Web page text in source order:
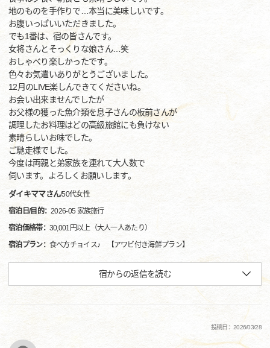
地のものを手作りで…本当に美味しいです。
お腹いっぱいいただきました。
でも1番は、宿の皆さんです。
女将さんとそっくりな娘さん…笑
おしゃべり楽しかったです。
色々お気遣いありがとうございました。
12月のLIVE楽しんできてくださいね。
お会い出来ませんでしたが
お父様の獲った魚介類を息子さんの板前さんが
調理したお料理はどの高級旅館にも負けない
素晴らしいお味でした。
ご馳走様でした。
今度は両親と弟家族を連れて大人数で
伺います。よろしくお願いします。
ダイキママさん/50代女性
宿泊日/目的：2026-05 家族旅行
宿泊価格帯： 30,001円以上（大人一人あたり）
宿泊プラン： 食べ方チョイス♪ 【アワビ付き海鮮プラン】
宿からの返信を読む
投稿日：2026/03/28